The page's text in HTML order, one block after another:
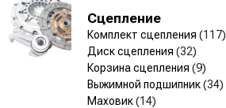
Сцепление
Комплект сцепления (117)
Диск сцепления (32)
Корзина сцепления (9)
Выжимной подшипник(34)
Маховик(14)